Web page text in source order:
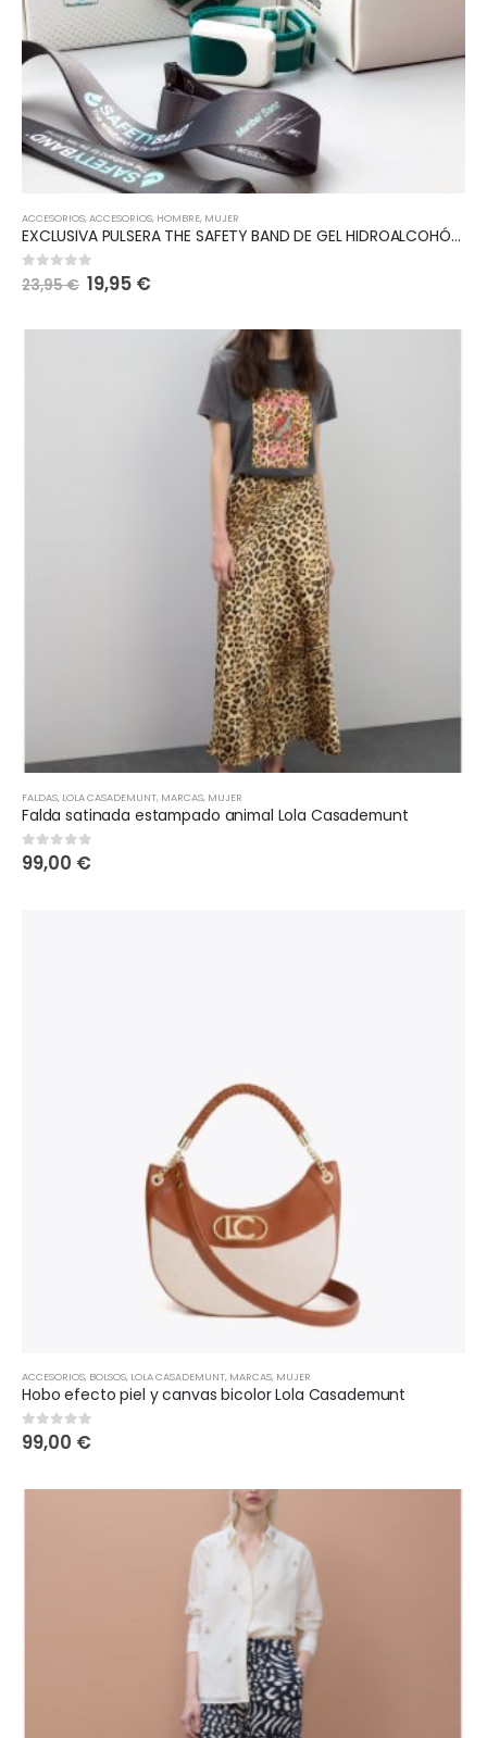
ACCESORIOS,ACCESORIOS, HOMBRE, MUJER
EXCLUSIVA PULSERA THE SAFETY BAND DE GEL HIDROALCOHÓLICO
0out of 5
23,95€ 19,95 €
FALDAS, LOLA CASADEMUNT, MARCAS, MUJER
Falda satinada estampado animal Lola Casademunt
0out of 5
99,00 €
ACCESORIOS, BOLSOS, LOLA CASADEMUNT, MARCAS, MUJER
Hobo efecto piel y canvas bicolor Lola Casademunt
0out of 5
99,00 €